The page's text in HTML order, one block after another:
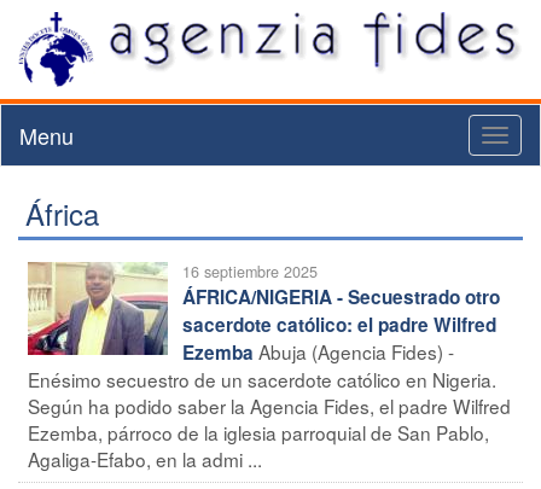
Menu
África
16 septiembre 2025
ÁFRICA/NIGERIA - Secuestrado otro
sacerdote católico: el padre Wilfred
Ezemba Abuja (Agencia Fides) -
Enésimo secuestro de un sacerdote católico en Nigeria.
Según ha podido saber la Agencia Fides, el padre Wilfred
Ezemba, párroco de la iglesia parroquial de San Pablo,
Agaliga-Efabo, en la admi ...